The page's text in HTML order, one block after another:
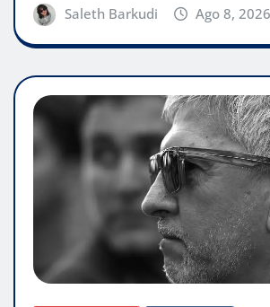
Saleth Barkudi Ago 8, 2026